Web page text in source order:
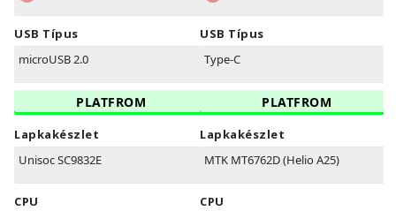
USB Típus
microUSB 2.0
PLATFROM
Lapkakészlet
Unisoc SC9832E
CPU
USB Típus
Type-C
PLATFROM
Lapkakészlet
MTK MT6762D (Helio A25)
CPU